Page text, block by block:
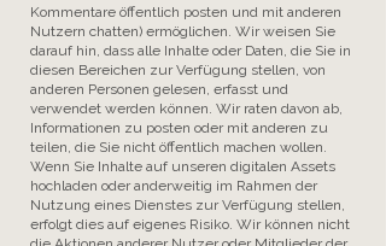
Kommentare öffentlich posten und mit anderen
Nutzern chatten) ermöglichen. Wir weisen Sie
darauf hin, dass alle Inhalte oder Daten, die Sie in
diesen Bereichen zur Verfügung stellen, von
anderen Personen gelesen, erfasst und
verwendet werden können. Wir raten davon ab,
Informationen zu posten oder mit anderen zu
teilen, die Sie nicht öffentlich machen wollen.
Wenn Sie Inhalte auf unseren digitalen Assets
hochladen oder anderweitig im Rahmen der
Nutzung eines Dienstes zur Verfügung stellen,
erfolgt dies auf eigenes Risiko. Wir können nicht